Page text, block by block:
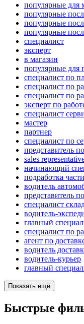
популярные для
популярные
популярные
популярные
специалист
эксперт
в магазин
популярные для
специалист по
специалист по
специалист по
эксперт по
специалист
мастер
партнер
специалист по
представитель
sales
начинающий
подработка
водитель
представитель
специалист
водитель-
главный
специалист по
агент по
водитель
водитель-курьер
главный
Показать ещё
Быстрые